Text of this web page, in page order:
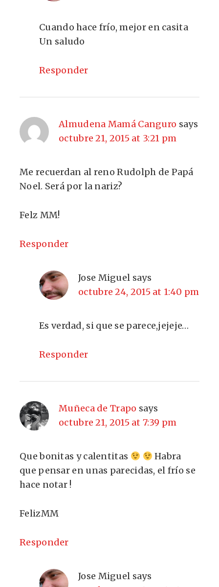
Cuando hace frío, mejor en casita
Un saludo
Responder
Almudena Mamá Canguro says
octubre 21, 2015 at 3:21 pm
Me recuerdan al reno Rudolph de Papá
Noel. Será por la nariz?
Felz MM!
Responder
Jose Miguel says
octubre 24, 2015 at 1:40 pm
Es verdad, si que se parece,jejeje…
Responder
Muñeca de Trapo says
octubre 21, 2015 at 7:39 pm
Que bonitas y calentitas
Habra
que pensar en unas parecidas, el frío se
hace notar !
FelizMM
Responder
Jose Miguel says